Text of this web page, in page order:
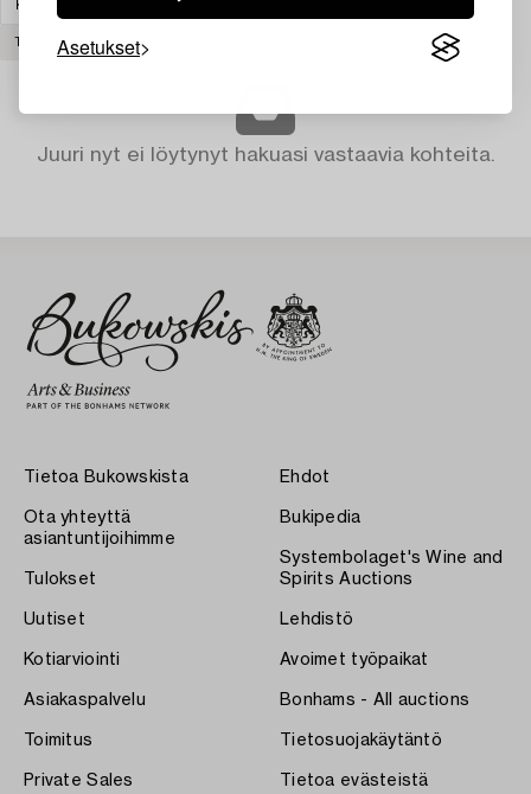
Asetukset
KALUSTEET HYLLYT & KIRJAHYLLYT
TYHJENNÄ KAIKKI
Juuri nyt ei löytynyt hakuasi vastaavia kohteita.
Tietoa Bukowskista
Ota yhteyttä
asiantuntijoihimme
Tulokset
Uutiset
Kotiarviointi
Asiakaspalvelu
Toimitus
Private Sales
Ehdot
Bukipedia
Systembolaget's Wine and
Spirits Auctions
Lehdistö
Avoimet työpaikat
Bonhams - All auctions
Tietosuojakäytäntö
Tietoa evästeistä